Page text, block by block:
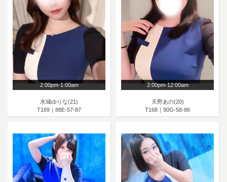
2:00pm-1:00am
水城ゆりな(21)
T169｜88E-57-87
2:00pm-12:00am
天野あの(20)
T168｜90G-58-86